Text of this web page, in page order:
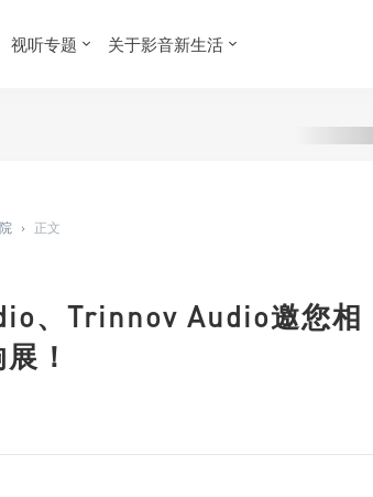
视听专题 关于影音新生活
› 正文
、Trinnov Audio邀您相
！